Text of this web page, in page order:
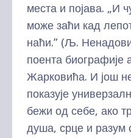
места и појава. „И
може заћи кад
наћи.” (Љ.
поента
Жарковића. И још
показује
бежи од себе, ако
душа, срце и разум